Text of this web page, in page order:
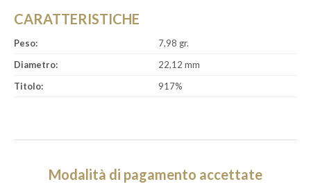
CARATTERISTICHE
Peso:
7,98 gr.
Diametro:
22,12 mm
Titolo:
917%
Modalità di pagamento accettate